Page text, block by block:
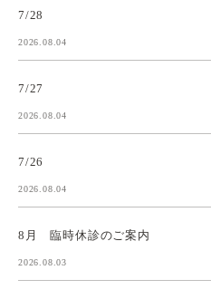
7/28
2026.08.04
7/27
2026.08.04
7/26
2026.08.04
8月 臨時休診のご案内
2026.08.03